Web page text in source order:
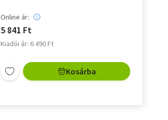
Online ár:
5 841 Ft
Kiadói ár: 6 490 Ft
Kosárba